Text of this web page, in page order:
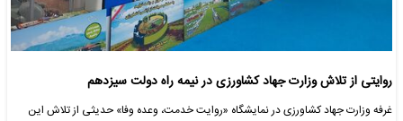
روایتی از تلاش وزارت جهاد کشاورزی در نیمه راه دولت سیزدهم
غرفه وزارت جهاد کشاورزی در نمایشگاه «روایت خدمت، وعده وفا» حدیثی از تلاش این